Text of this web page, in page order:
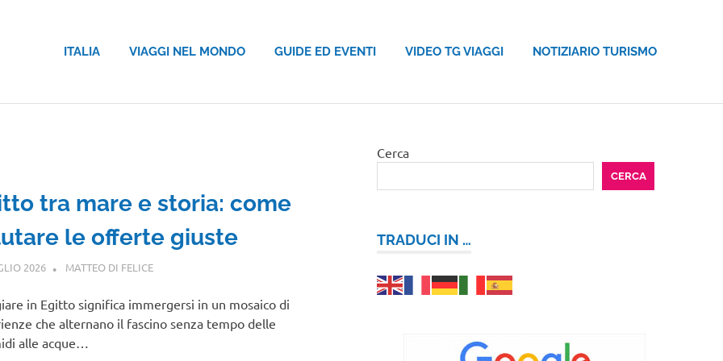
ITALIA VIAGGI NEL MONDO GUIDE ED EVENTI VIDEO TG VIAGGI NOTIZIARIO TURISMO
tra mare e storia: come
le offerte giuste
2026 MATTEO DI FELICE
in Egitto significa immergersi in un mosaico di
che alternano il fascino senza tempo delle
alle acque…
Cerca
CERCA
TRADUCI IN …